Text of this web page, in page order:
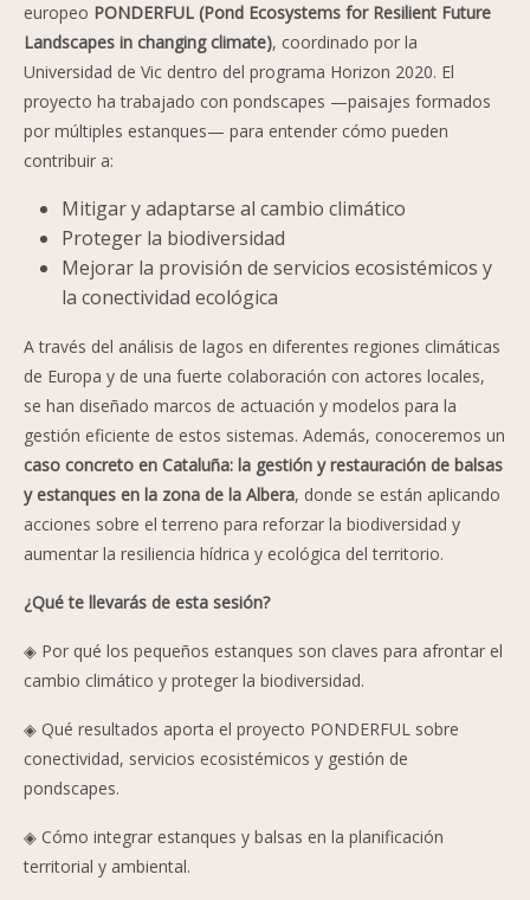
europeo PONDERFUL (Pond Ecosystems for Resilient Future
Landscapes in changing climate), coordinado por la
Universidad de Vic dentro del programa Horizon 2020. El
proyecto ha trabajado con pondscapes —paisajes formados
por múltiples estanques— para entender cómo pueden
contribuir a:
Mitigar y adaptarse al cambio climático
Proteger la biodiversidad
Mejorar la provisión de servicios ecosistémicos y
la conectividad ecológica
A través del análisis de lagos en diferentes regiones climáticas
de Europa y de una fuerte colaboración con actores locales,
se han diseñado marcos de actuación y modelos para la
gestión eficiente de estos sistemas. Además, conoceremos un
caso concreto en Cataluña: la gestión y restauración de balsas
y estanques en la zona de la Albera, donde se están aplicando
acciones sobre el terreno para reforzar la biodiversidad y
aumentar la resiliencia hídrica y ecológica del territorio.
¿Qué te llevarás de esta sesión?
◈ Por qué los pequeños estanques son claves para afrontar el
cambio climático y proteger la biodiversidad.
◈ Qué resultados aporta el proyecto PONDERFUL sobre
conectividad, servicios ecosistémicos y gestión de
pondscapes.
◈ Cómo integrar estanques y balsas en la planificación
territorial y ambiental.